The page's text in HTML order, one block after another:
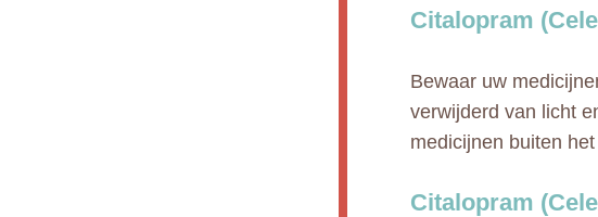
Citalopram
Bewaar uw
verwijderd van licht
medicijnen buiten
Citalopram